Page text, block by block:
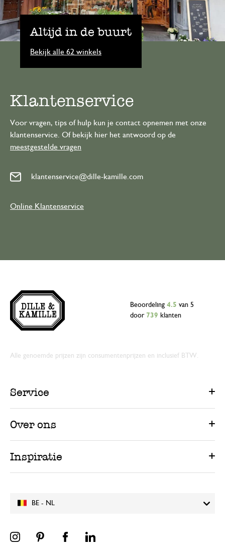
Altijd in de buurt
Bekijk alle 62 winkels
Klantenservice
Voor vragen, tips of hulp kun je contact opnemen met onze
klantenservice. Of bekijk hier het antwoord op de
meestgestelde vragen
klantenservice@dille-kamille.com
Online Klantenservice
BE - NL
Beoordeling 4.5 van 5
door 739 klanten
Alle genoemde prijzen zijn consumentenprijzen en inclusief BTW.
Service
Over ons
Inspiratie